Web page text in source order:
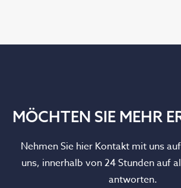
MÖCHTEN SIE MEHR
Nehmen Sie hier Kontakt mit uns
uns, innerhalb von 24 Stunden auf
antworten.